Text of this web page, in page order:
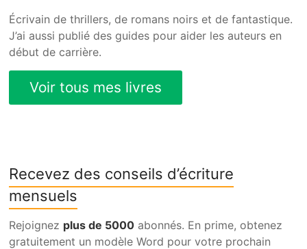
Écrivain de thrillers, de romans noirs et de fantastique.
J’ai aussi publié des guides pour aider les auteurs en
début de carrière.
Recevez des conseils d’écriture
mensuels
Rejoignez plus de 5000 abonnés. En prime, obtenez
gratuitement un modèle Word pour votre prochain